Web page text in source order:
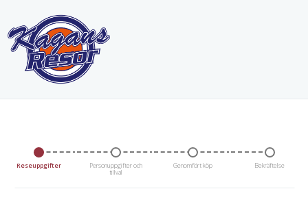
Reseuppgifter Personuppgifter och
tillval
Genomfört köp Bekräftelse